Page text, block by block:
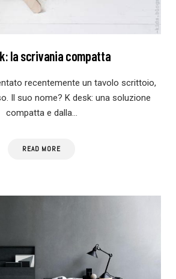
la scrivania compatta
recentemente un tavolo scrittoio,
Il suo nome? K desk: una soluzione
compatta e dalla…
READ MORE